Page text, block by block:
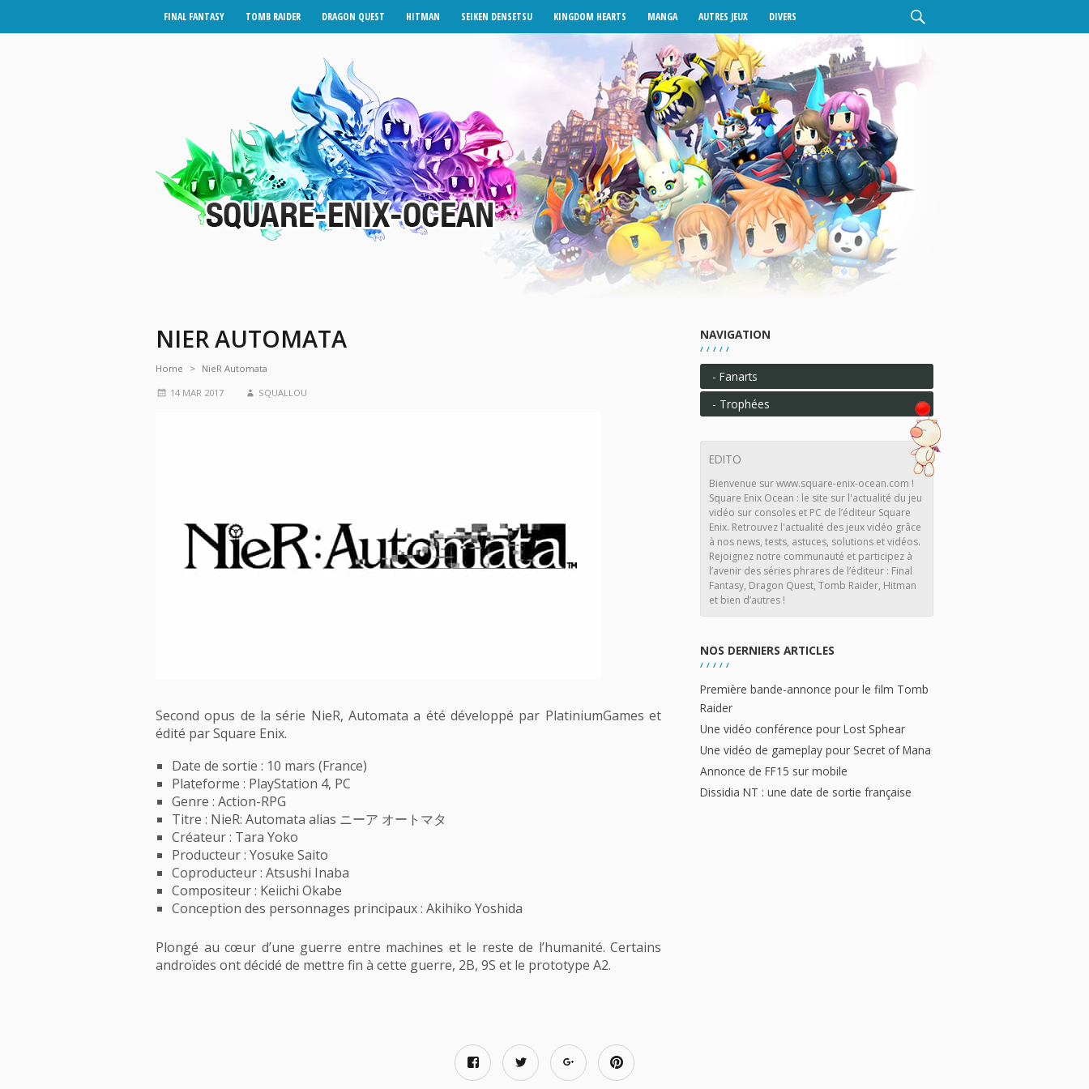
FINAL FANTASY TOMB RAIDER DRAGON QUEST HITMAN SEIKEN DENSETSU KINGDOM HEARTS MANGA AUTRES JEUX DIVERS
NIER AUTOMATA
Home
NieR Automata
14 MAR 2017
SQUALLOU
Second opus de la série NieR, Automata a été développé par PlatiniumGames et
édité par Square Enix.
Date de sortie : 10 mars (France)
Plateforme : PlayStation 4, PC
Genre : Action-RPG
Titre : NieR: Automata alias ニーア オートマタ
Créateur : Tara Yoko
Producteur : Yosuke Saito
Coproducteur : Atsushi Inaba
Compositeur : Keiichi Okabe
Conception des personnages principaux : Akihiko Yoshida
Plongé au cœur d’une guerre entre machines et le reste de l’humanité. Certains
androïdes ont décidé de mettre fin à cette guerre, 2B, 9S et le prototype A2.
NAVIGATION
Fanarts
Trophées
EDITO
Bienvenue sur www.square-enix-ocean.com !
Square Enix Ocean : le site sur l'actualité du jeu
vidéo sur consoles et PC de l’éditeur Square
Enix. Retrouvez l'actualité des jeux vidéo grâce
à nos news, tests, astuces, solutions et vidéos.
Rejoignez notre communauté et participez à
l’avenir des séries phrares de l’éditeur : Final
Fantasy, Dragon Quest, Tomb Raider, Hitman
et bien d’autres !
NOS DERNIERS ARTICLES
Première bande-annonce pour le film Tomb
Raider
Une vidéo conférence pour Lost Sphear
Une vidéo de gameplay pour Secret of Mana
Annonce de FF15 sur mobile
Dissidia NT : une date de sortie française